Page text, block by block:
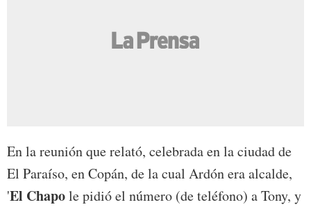
En la reunión que relató, celebrada en la ciudad de
El Paraíso, en Copán, de la cual Ardón era alcalde,
'El Chapole pidió el número (de teléfono) a Tony, y